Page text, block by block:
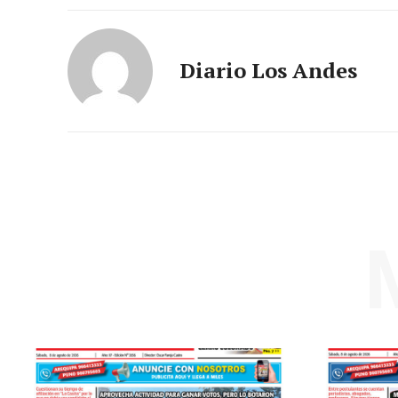
Diario Los Andes